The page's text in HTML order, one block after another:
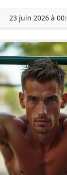
23 juin 2026 à